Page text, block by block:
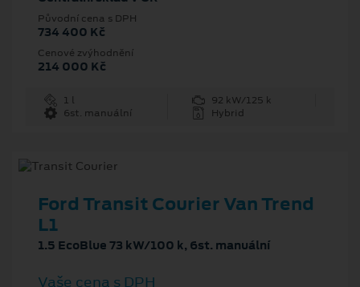
Původní cena s DPH
734 400 Kč
Cenové zvýhodnění
214 000 Kč
1 l
92 kW/125 k
6st. manuální
Hybrid
Ford Transit Courier Van Trend
L1
1.5 EcoBlue 73 kW/100 k, 6st. manuální
Vaše cena s DPH